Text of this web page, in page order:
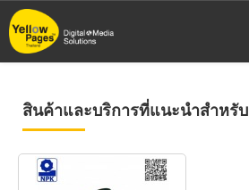
ข้าม
ไป
สินค้าและบริการที่แนะนำสำหรับ